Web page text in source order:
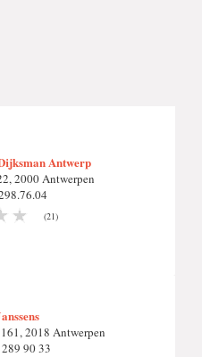
Antwerp
2000 Antwerpen
(21)
2018 Antwerpen
90 33